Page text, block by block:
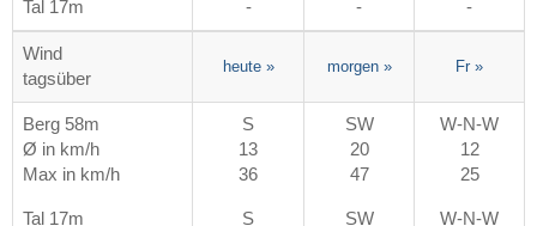
Tal 17m
-
-
-
Wind
tagsüber
heute » morgen » Fr »
Berg 58m
Ø in km/h
Max in km/h
S
13
36
SW
20
47
W-N-W
12
25
Tal 17m
S
SW
W-N-W